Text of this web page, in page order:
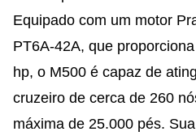
Equipado com um motor
PT6A-42A, que
hp, o M500 é capaz de
cruzeiro de cerca de 260
máxima de 25.000 pés.